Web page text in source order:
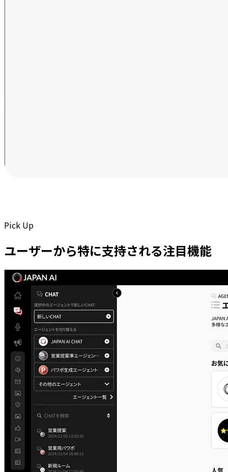
Pick Up
ユーザーから特に支持される注目機能